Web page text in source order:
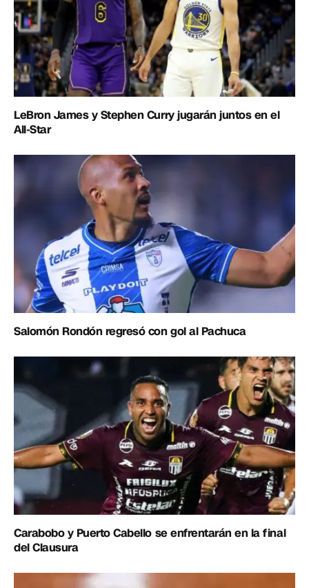
LeBron James y Stephen Curry jugarán juntos en el
All-Star
Salomón Rondón regresó con gol al Pachuca
Carabobo y Puerto Cabello se enfrentarán en la final
del Clausura